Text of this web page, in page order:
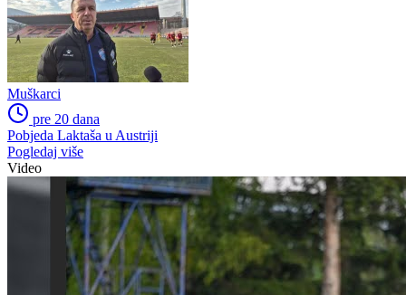
Muškarci
pre 20 dana
Pobjeda Laktaša u Austriji
Pogledaj više
Video